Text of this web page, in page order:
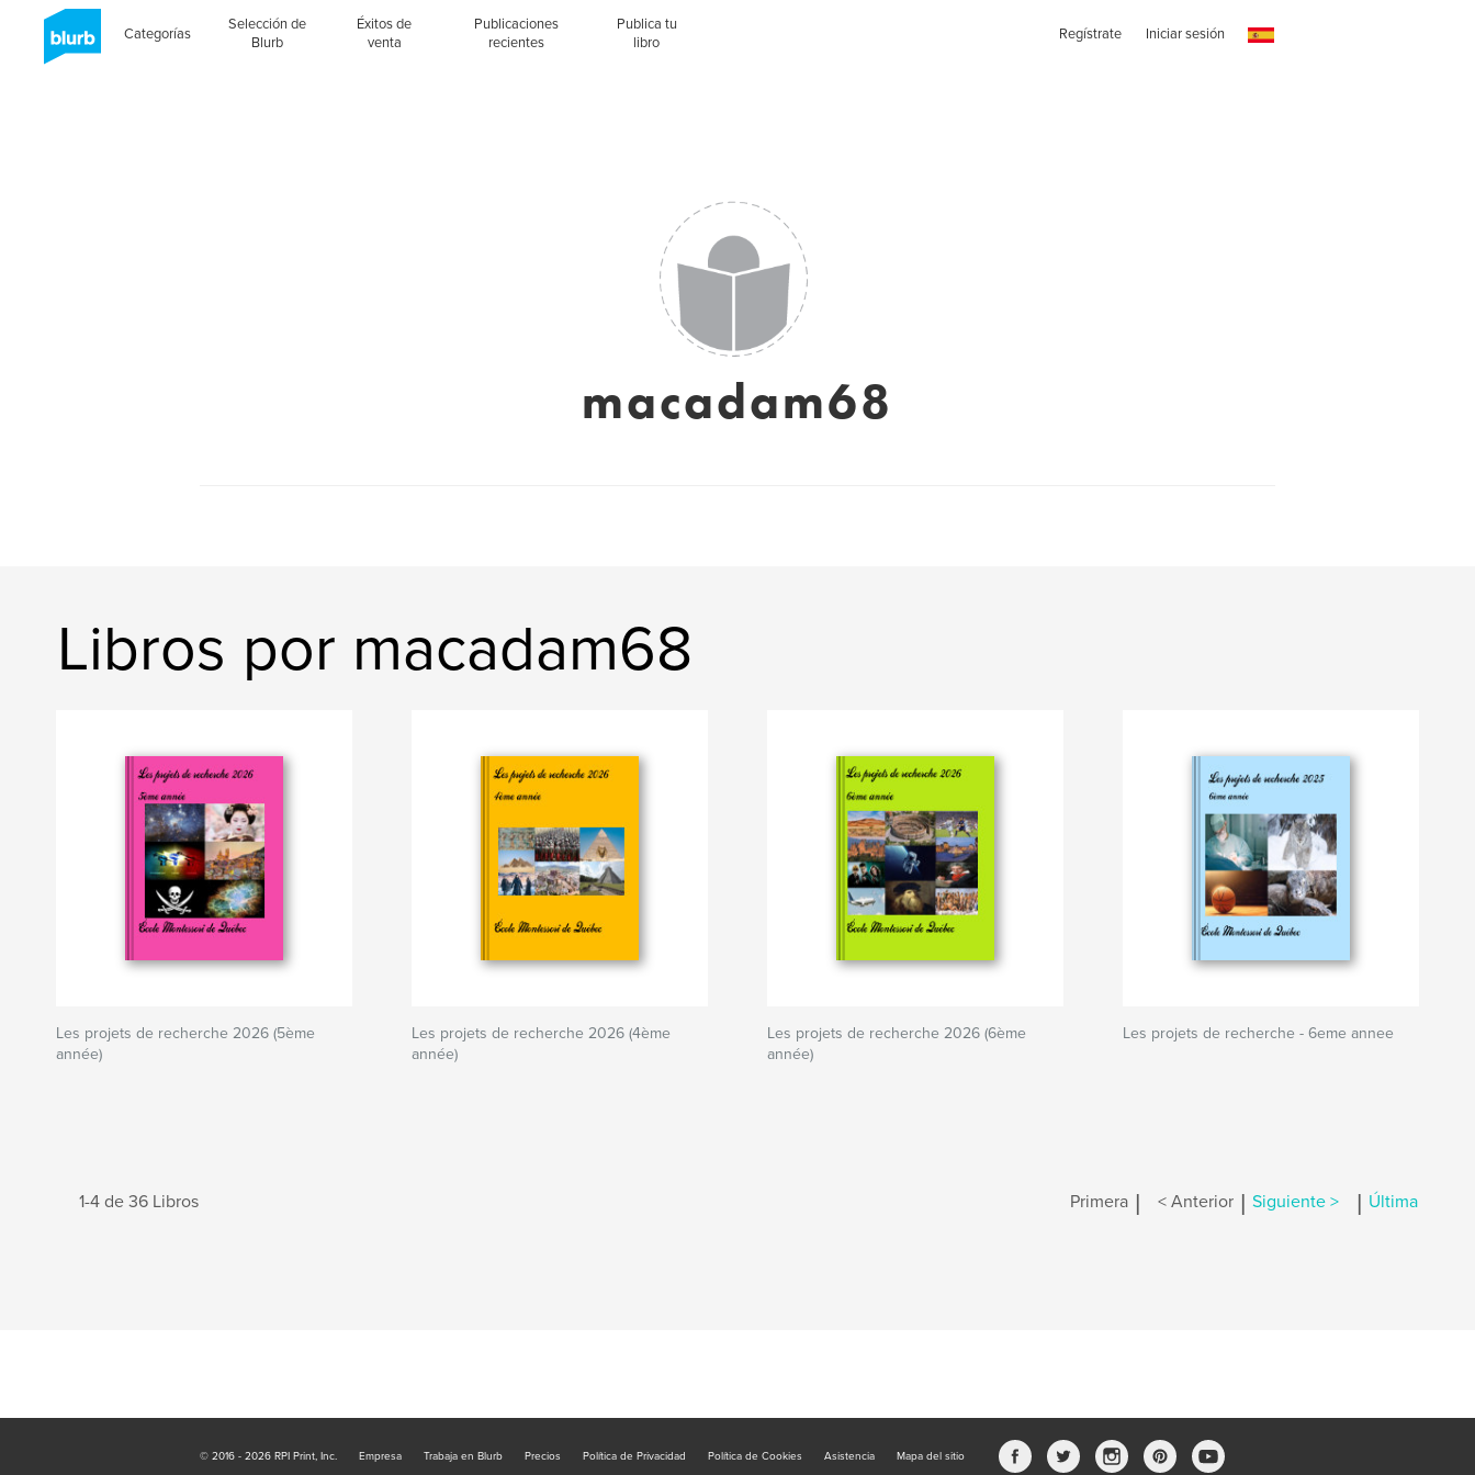
Categorías
Selección de
Blurb
Éxitos de
venta
Publicaciones
recientes
Publica tu
libro
Regístrate Iniciar sesión
macadam68
Libros por macadam68
Les projets de recherche 2026 (5ème
année)
Les projets de recherche 2026 (4ème
année)
Les projets de recherche 2026 (6ème
année)
Les projets de recherche - 6eme annee
1-4 de 36 Libros Primera | < Anterior | Siguiente > | Última
© 2016 - 2026 RPI Print, Inc. Empresa Trabaja en Blurb Precios Política de Privacidad Política de Cookies Asistencia Mapa del sitio